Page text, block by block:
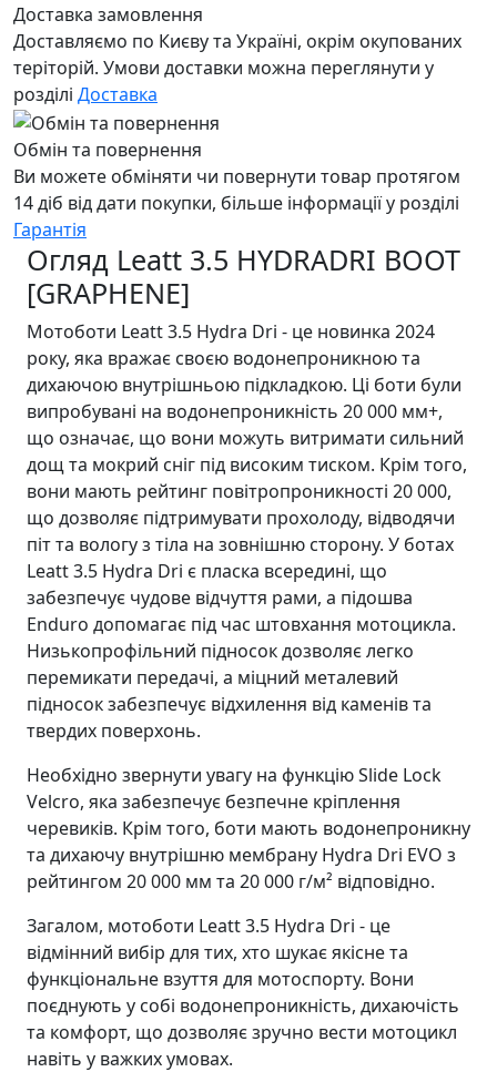
Доставка замовлення
Доставляємо по Києву та Україні, окрім окупованих
теріторій. Умови доставки можна переглянути у
розділі Доставка
Обмін та повернення
Ви можете обміняти чи повернути товар протягом
14 діб від дати покупки, більше інформації у розділі
Гарантія
Огляд Leatt 3.5 HYDRADRI BOOT
[GRAPHENE]
Мотоботи Leatt 3.5 Hydra Dri - це новинка 2024
року, яка вражає своєю водонепроникною та
дихаючою внутрішньою підкладкою. Ці боти були
випробувані на водонепроникність 20 000 мм+,
що означає, що вони можуть витримати сильний
дощ та мокрий сніг під високим тиском. Крім того,
вони мають рейтинг повітропроникності 20 000,
що дозволяє підтримувати прохолоду, відводячи
піт та вологу з тіла на зовнішню сторону. У ботах
Leatt 3.5 Hydra Dri є пласка всередині, що
забезпечує чудове відчуття рами, а підошва
Enduro допомагає під час штовхання мотоцикла.
Низькопрофільний підносок дозволяє легко
перемикати передачі, а міцний металевий
підносок забезпечує відхилення від каменів та
твердих поверхонь.
Необхідно звернути увагу на функцію Slide Lock
Velcro, яка забезпечує безпечне кріплення
черевиків. Крім того, боти мають водонепроникну
та дихаючу внутрішню мембрану Hydra Dri EVO з
рейтингом 20 000 мм та 20 000 г/м² відповідно.
Загалом, мотоботи Leatt 3.5 Hydra Dri - це
відмінний вибір для тих, хто шукає якісне та
функціональне взуття для мотоспорту. Вони
поєднують у собі водонепроникність, дихаючість
та комфорт, що дозволяє зручно вести мотоцикл
навіть у важких умовах.